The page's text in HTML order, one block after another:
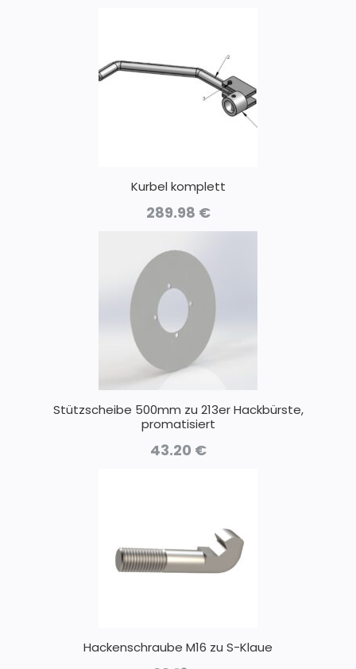
Kurbel komplett
289.98 €
Stützscheibe 500mm zu 213er Hackbürste,
promatisiert
43.20 €
Hackenschraube M16 zu S-Klaue